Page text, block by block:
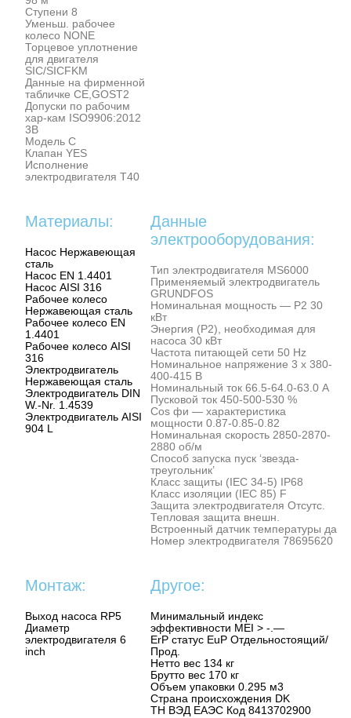
Ступени 8
Уменьш. рабочее
колесо NONE
Торцевое уплотнение
для двигателя
SIC/SICFKM
Данные на фирменной
табличке CE,GOST2
Допуски по рабочим
хар-кам ISO9906:2012
3B
Модель C
Клапан YES
Исполнение
электродвигателя T40
Материалы:
Насос Нержавеющая
сталь
Насос EN 1.4401
Насос AISI 316
Рабочее колесо
Нержавеющая сталь
Рабочее колесо EN
1.4401
Рабочее колесо AISI
316
Электродвигатель
Нержавеющая сталь
Электродвигатель DIN
W.-Nr. 1.4539
Электродвигатель AISI
904 L
Данные
электрооборудования:
Тип электродвигателя MS6000
Применяемый электродвигатель
GRUNDFOS
Номинальная мощность — P2 30
кВт
Энергия (Р2), необходимая для
насоса 30 кВт
Частота питающей сети 50 Hz
Номинальное напряжение 3 x 380-
400-415 В
Номинальный ток 66.5-64.0-63.0 A
Пусковой ток 450-500-530 %
Cos фи — характеристика
мощности 0.87-0.85-0.82
Номинальная скорость 2850-2870-
2880 об/м
Способ запуска пуск ‘звезда-
треугольник’
Класс защиты (IEC 34-5) IP68
Класс изоляции (IEC 85) F
Защита электродвигателя Отсутс.
Тепловая защита внешн.
Встроенный датчик температуры да
Номер электродвигателя 78695620
Монтаж:
Выход насоса RP5
Диаметр
электродвигателя 6
inch
Другое:
Минимальный индекс
эффективности MEI > -.—
ErP статус EuP Отдельностоящий/
Прод.
Нетто вес 134 кг
Брутто вес 170 кг
Объем упаковки 0.295 м3
Cтрана происхождения DK
ТН ВЭД ЕАЭС Код 8413702900